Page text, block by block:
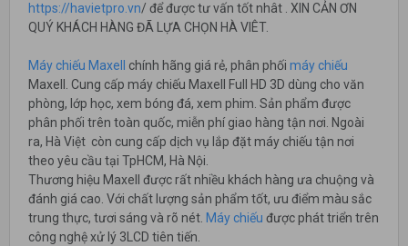
https://havietpro.vn/ để được tư vấn tốt nhât . XIN CẢN ƠN
QUÝ KHÁCH HÀNG ĐÃ LỰA CHỌN HÀ VIÊT.
Máy chiếu Maxell chính hãng giá rẻ, phân phối máy chiếu
Maxell. Cung cấp máy chiếu Maxell Full HD 3D dùng cho văn
phòng, lớp học, xem bóng đá, xem phim. Sản phẩm được
phân phối trên toàn quốc, miễn phí giao hàng tận nơi. Ngoài
ra, Hà Việt còn cung cấp dịch vụ lắp đặt máy chiếu tận nơi
theo yêu cầu tại TpHCM, Hà Nội.
Thương hiệu Maxell được rất nhiều khách hàng ưa chuộng và
đánh giá cao. Với chất lượng sản phẩm tốt, ưu điểm màu sắc
trung thực, tươi sáng và rõ nét. Máy chiếu được phát triển trên
công nghệ xử lý 3LCD tiên tiến.